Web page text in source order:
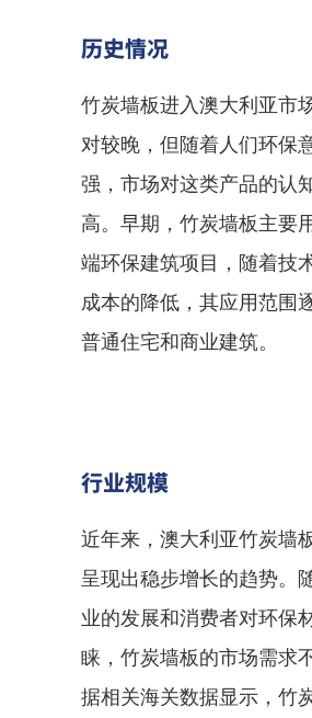
历史情况
竹炭墙板进入澳大利亚市
对较晚，但随着人们环保
强，市场对这类产品的认
高。早期，竹炭墙板主要
端环保建筑项目，随着技
成本的降低，其应用范围
普通住宅和商业建筑。
行业规模
近年来，澳大利亚竹炭墙
呈现出稳步增长的趋势。
业的发展和消费者对环保
睐，竹炭墙板的市场需求
据相关海关数据显示，竹